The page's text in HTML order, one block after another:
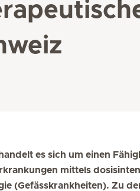
es sich um einen
mittels
(Gefässkrankheiten). Zu